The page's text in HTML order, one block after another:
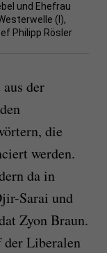
und Ehefrau
(l),
Philipp Rösler
der
die
werden.
da in
Sarai und
Zyon Braun.
Liberalen